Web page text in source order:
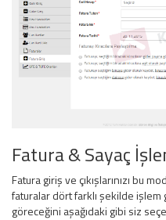
Fatura & Sayaç
Fatura giriş ve çıkışlarınızı bu
faturalar dört farklı şekilde işlem
göreceğini aşağıdaki gibi siz